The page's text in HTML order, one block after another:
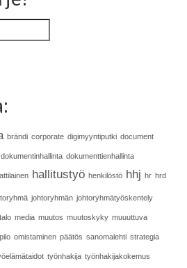
brändi corporate digimyyntiputki document
dokumentinhallinta dokumenttienhallinta
hallitustyö henkilöstö hhj hr hrd
johtoryhmän johtoryhmätyöskentely
media muutos muutoskyky muuuttuva
omistaminen päätös sanomalehti strategia
työnhakija työnhakijakokemus